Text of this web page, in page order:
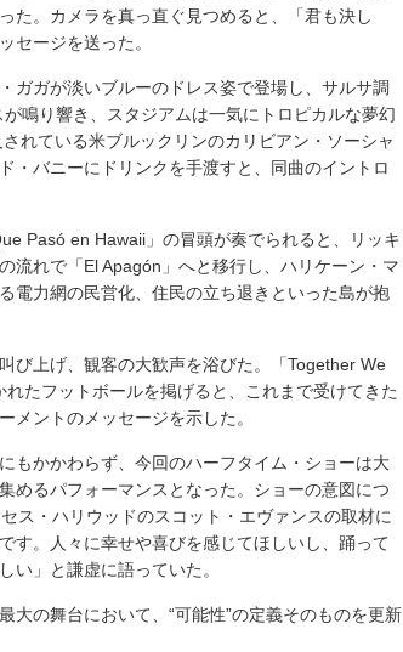
た。カメラを真っ直ぐ見つめると、「君も決し
セージを送った。
ガが淡いブルーのドレス姿で登場し、サルサ調
鳴り響き、スタジアムは一気にトロピカルな夢幻
れている米ブルックリンのカリビアン・ソーシャ
・バニーにドリンクを手渡すと、同曲のイントロ
Pasó en Hawaii」の冒頭が奏でられると、リッキ
流れで「El Apagón」へと移行し、ハリケーン・マ
電力網の民営化、住民の立ち退きといった島が抱
び上げ、観客の大歓声を浴びた。「Together We
たフットボールを掲げると、これまで受けてきた
メントのメッセージを示した。
もかかわらず、今回のハーフタイム・ショーは大
めるパフォーマンスとなった。ショーの意図につ
ス・ハリウッドのスコット・エヴァンスの取材に
す。人々に幸せや喜びを感じてほしいし、踊って
い」と謙虚に語っていた。
の舞台において、“可能性”の定義そのものを更新